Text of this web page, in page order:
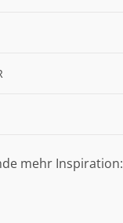
mehr Inspiration: